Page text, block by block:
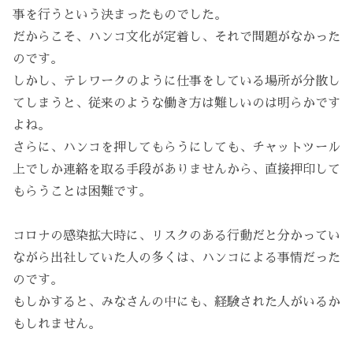
事を行うという決まったものでした。
だからこそ、ハンコ文化が定着し、それで問題がなかった
のです。
しかし、テレワークのように仕事をしている場所が分散し
てしまうと、従来のような働き方は難しいのは明らかです
よね。
さらに、ハンコを押してもらうにしても、チャットツール
上でしか連絡を取る手段がありませんから、直接押印して
もらうことは困難です。
コロナの感染拡大時に、リスクのある行動だと分かってい
ながら出社していた人の多くは、ハンコによる事情だった
のです。
もしかすると、みなさんの中にも、経験された人がいるか
もしれません。